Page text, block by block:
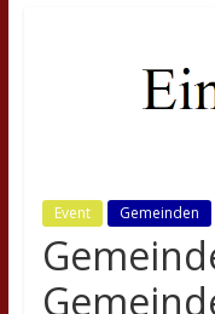
Event Gemeinden